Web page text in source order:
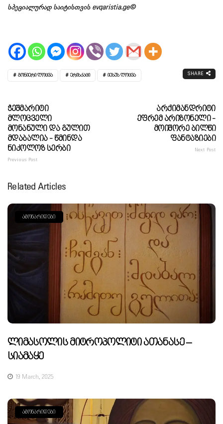
სპეციალურად საიტისთვის evqaristia.ge©
ᲒᲝᲜᲘᲔᲠᲘ ᲚᲝᲪᲕᲐ ᲔᲠᲘᲡᲙᲐᲪᲘ ᲘᲔᲡᲣᲡ ᲚᲝᲪᲕᲐ SHARE
Ჭეშმარიტი
Მლოცველი
Მონანული Და Გულით
Მდაბალია - Წმინდა
Ნიკოლოზ Სერბი
Previous Post
Არქიმანდრიტი
Ეფრემ Არიზონელი -
Მოიშორე Ბილწი
Ფანტაზიები
Next Post
Related Articles
ᲐᲛᲝᲜᲐᲠᲘᲓᲔᲑᲘ
Ლიმასოლის Მიტროპოლიტი Ათანასე –
Სიამაყე
19 March, 2025
ᲐᲛᲝᲜᲐᲠᲘᲓᲔᲑᲘ